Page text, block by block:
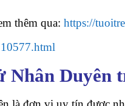
thêm qua: https://
Nhân Duyên